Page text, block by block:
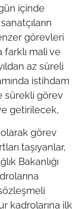
içinde
görevleri
farklı mali ve
az süreli
istihdam
sürekli görev
getirilecek,
görev
taşıyanlar,
Bakanlığı
kadrolarına ilk